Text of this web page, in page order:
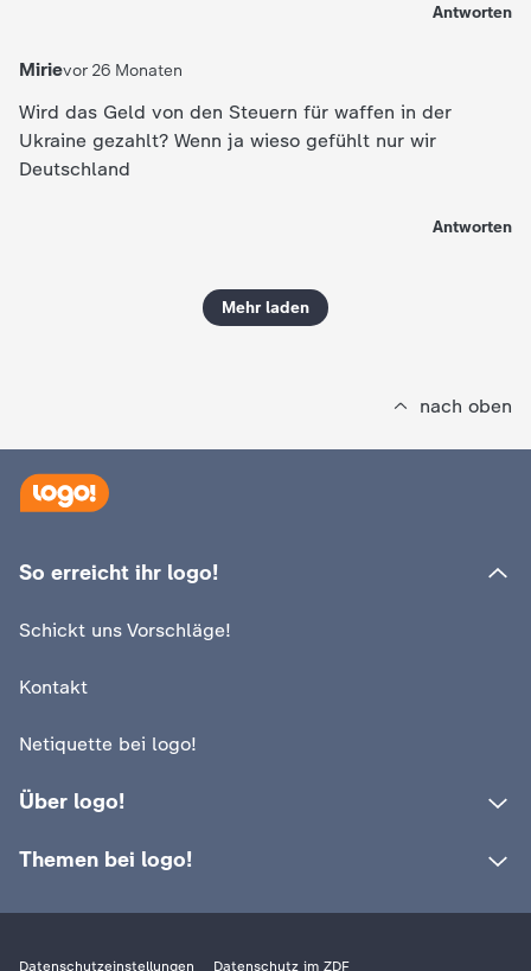
Antworten
Mirievor 26 Monaten
Wird das Geld von den Steuern für waffen in der
Ukraine gezahlt? Wenn ja wieso gefühlt nur wir
Deutschland
Antworten
Mehr laden
nach oben
So erreicht ihr logo!
Schickt uns Vorschläge!
Kontakt
Netiquette bei logo!
Über logo!
Themen bei logo!
Datenschutzeinstellungen Datenschutz im ZDF